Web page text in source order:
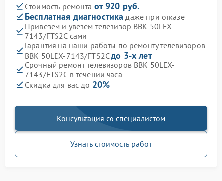
Стоимость ремонта от 920 руб.
Бесплатная диагностика даже при отказе
Привезем и увезем телевизор BBK 50LEX-
7143/FTS2C сами
Гарантия на наши работы по ремонту телевизоров
BBK 50LEX-7143/FTS2Cдо 3-х лет
Срочный ремонт телевизоров BBK 50LEX-
7143/FTS2C в течении часа
Скидка для вас до 20%
Консультация со специалистом
Узнать стоимость работ